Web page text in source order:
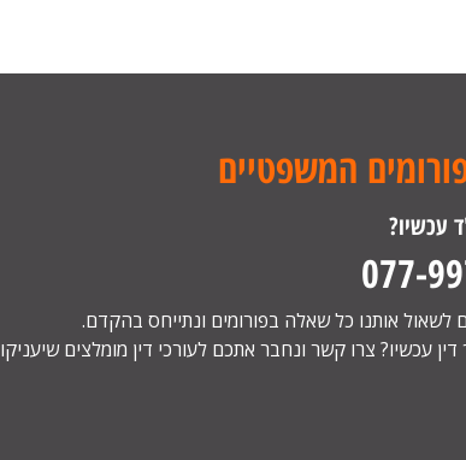
המשפטיים
עכשיו?
077-
לשאול אותנו כל שאלה בפורומים ונתייחס בהקדם.
דין עכשיו? צרו קשר ונחבר אתכם לעורכי דין מומלצים שיעניקו